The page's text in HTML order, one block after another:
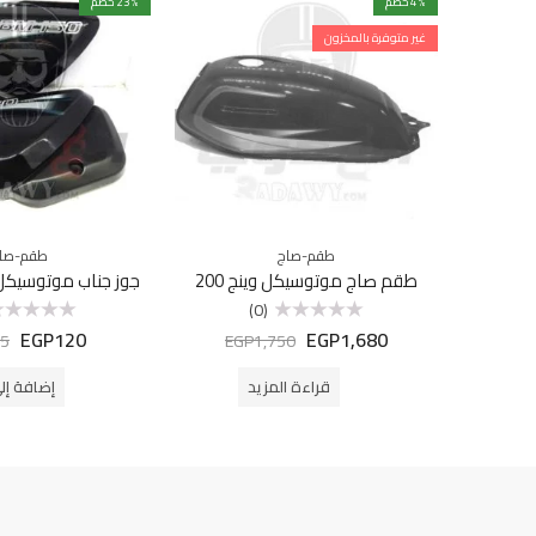
غير متوفرة بالمخزون
طقم-صاج
طقم صاج موتوسيكل وينج 200
التقييم
(0)
EGP1,680
EGP1,750
قراءة المزيد
طقم-
جوز جناب موتوسيكل
التقييمEGP120
إضافة